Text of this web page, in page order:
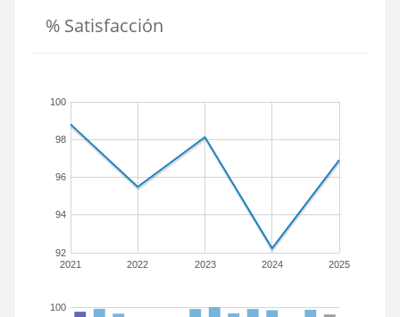
% Satisfacción
2021 2022 2023 2024 2025
92
94
96
98
100
100